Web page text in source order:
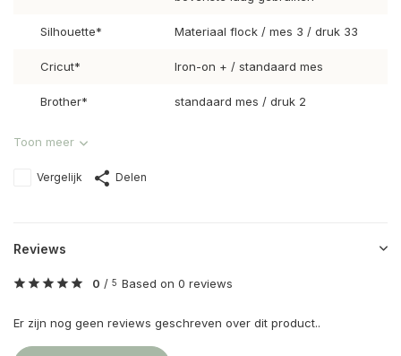
Silhouette* Materiaal flock / mes 3 / druk 33
Cricut* Iron-on + / standaard mes
Brother* standaard mes / druk 2
Toon meer
Vergelijk Delen
Reviews
0 / 5 Based on 0 reviews
Er zijn nog geen reviews geschreven over dit product..